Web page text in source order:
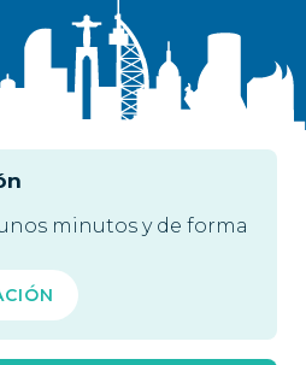
minutos y de forma